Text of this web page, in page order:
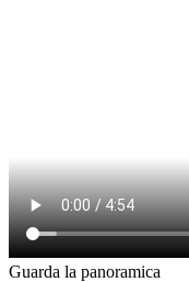
Guarda la panoramica